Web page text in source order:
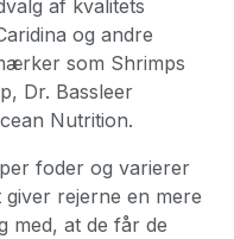
af kvalitets
og andre
som Shrimps
Dr. Bassleer
Nutrition.
foder og varierer
giver rejerne en mere
med, at de får de